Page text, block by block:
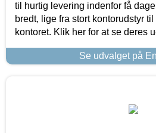
til hurtig levering indenfor få
bredt, lige fra stort kontorudstyr
kontoret. Klik her for at se deres
Se udvalget på